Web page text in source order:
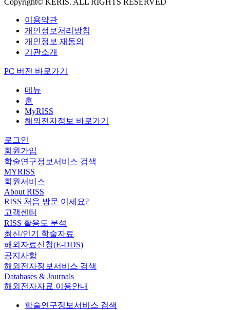
Copyright© KERIS. ALL RIGHTS RESERVED
이용약관
개인정보처리방침
개인정보 재동의
기관소개
PC 버전 바로가기
메뉴
홈
MyRISS
해외전자정보 바로가기
로그인
회원가입
학술연구정보서비스 검색
MYRISS
회원서비스
About RISS
RISS 처음 방문 이세요?
고객센터
RISS 활용도 분석
최신/인기 학술자료
해외자료신청(E-DDS)
공지사항
해외전자정보서비스 검색
Databases & Journals
해외전자자료 이용안내
학술연구정보서비스 검색